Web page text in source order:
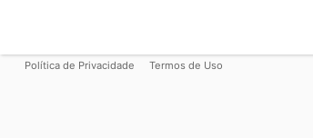
Política de Privacidade Termos de Uso